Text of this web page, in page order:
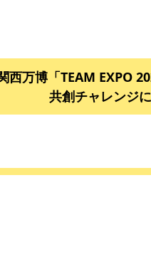
西万博「TEAM EXPO
共創チャレンジ